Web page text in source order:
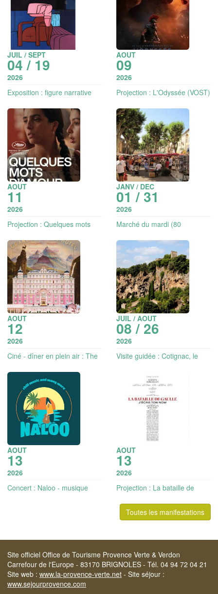
JUIL / SEPT
04 / 19
2026
Exposition : figure narrative
AOUT
09
2026
Projection : L'Odyssée (VOST)
AOUT
11
2026
Projection : Quelques mots
JANV / DEC
01 / 31
2026
Marché du mardi (80
AOUT
12
2026
Ciné - dîner en plein air : The
JUIL / AOUT
08 / 26
2026
Visite guidée : Cotignac, le
AOUT
13
2026
Concert : Naloo - musique
AOUT
13
2026
Projection : La bataille de
nom | Les toiles du sud
Toutes les manifestations
Site officiel Office de Tourisme Provence Verte & Verdon
Carrefour de l'Europe - 83170 BRIGNOLES - Tél. 04 94 72 04 21
Site web : www.la-provence-verte.net - Site séjour :
www.sejourprovence.com